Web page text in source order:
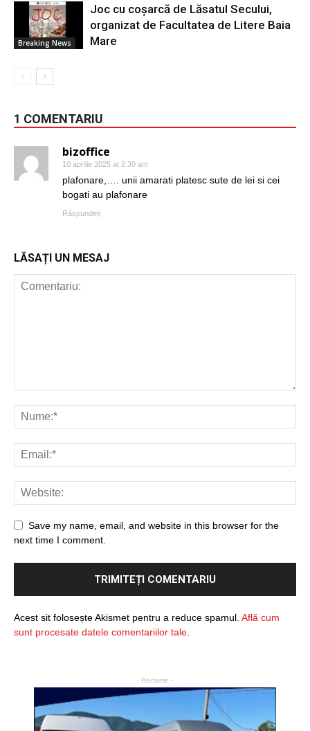
Breaking News
Joc cu coșarcă de Lăsatul Secului,
organizat de Facultatea de Litere Baia
Mare
1 COMENTARIU
bizoffice
10 aprilie 2025 at 2:30 am
plafonare,…. unii amarati platesc sute de lei si cei
bogati au plafonare
Răspundeți
LĂSAȚI UN MESAJ
Save my name, email, and website in this browser for the
next time I comment.
Acest sit folosește Akismet pentru a reduce spamul. Află cum
sunt procesate datele comentariilor tale.
- Reclame -